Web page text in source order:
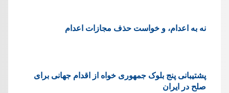
نه به اعدام، و خواست حذف مجازات اعدام
پشتيبانی پنج بلوک جمهوری خواه از اقدام جهانی برای
صلح در ایران